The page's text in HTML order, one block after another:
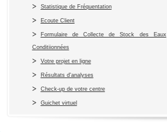
Statistique de Fréquentation
Ecoute Client
Formulaire de Collecte de Stock des Eaux
Conditiionnées
Votre projet en ligne
Résultats d'analyses
Check-up de votre centre
Guichet virtuel